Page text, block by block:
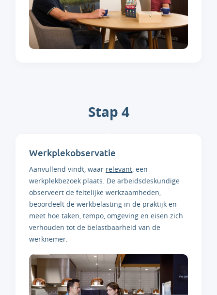
Stap 4
Werkplekobservatie
Aanvullend vindt, waar relevant, een
werkplekbezoek plaats. De arbeidsdeskundige
observeert de feitelijke werkzaamheden,
beoordeelt de werkbelasting in de praktijk en
meet hoe taken, tempo, omgeving en eisen zich
verhouden tot de belastbaarheid van de
werknemer.